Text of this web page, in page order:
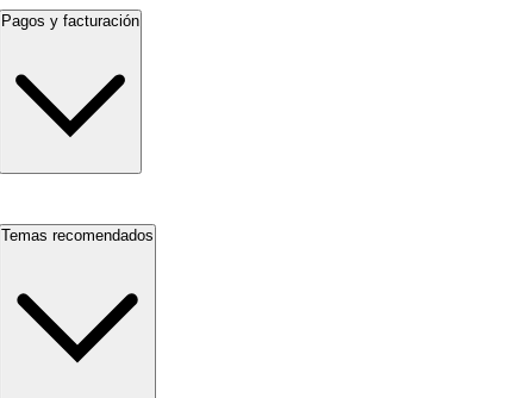
Pagos y facturación
Temas recomendados